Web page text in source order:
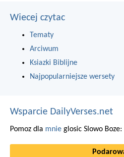
Wiecej czytac
Tematy
Arciwum
Ksiazki Biblijne
Najpopularniejsze wersety
Wsparcie DailyVerses.net
Pomoz dla mnie glosic Slowo Boze: